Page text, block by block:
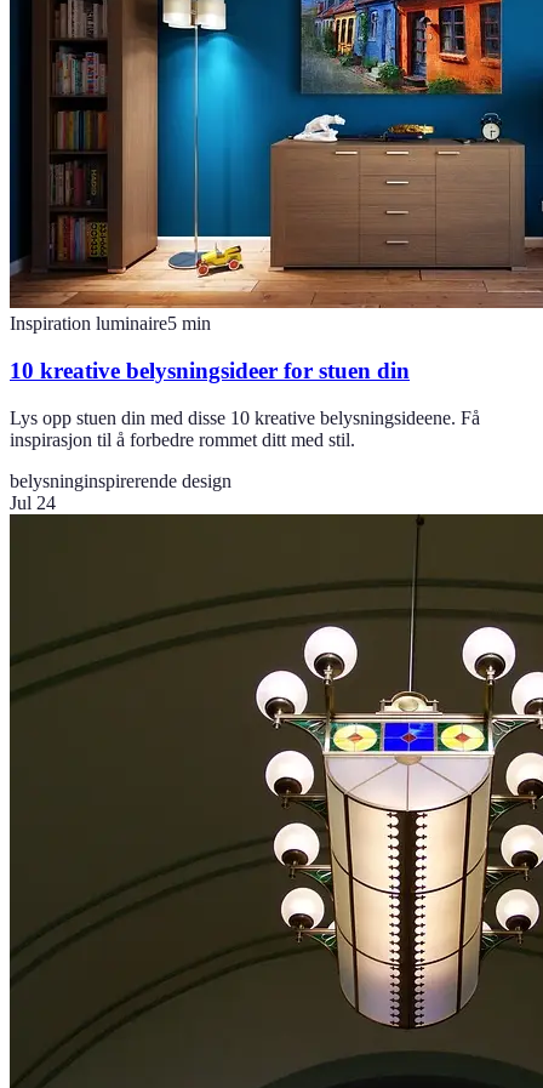
Inspiration luminaire5 min
10 kreative belysningsideer for stuen din
Lys opp stuen din med disse 10 kreative belysningsideene. Få
inspirasjon til å forbedre rommet ditt med stil.
belysninginspirerende design
Jul 24